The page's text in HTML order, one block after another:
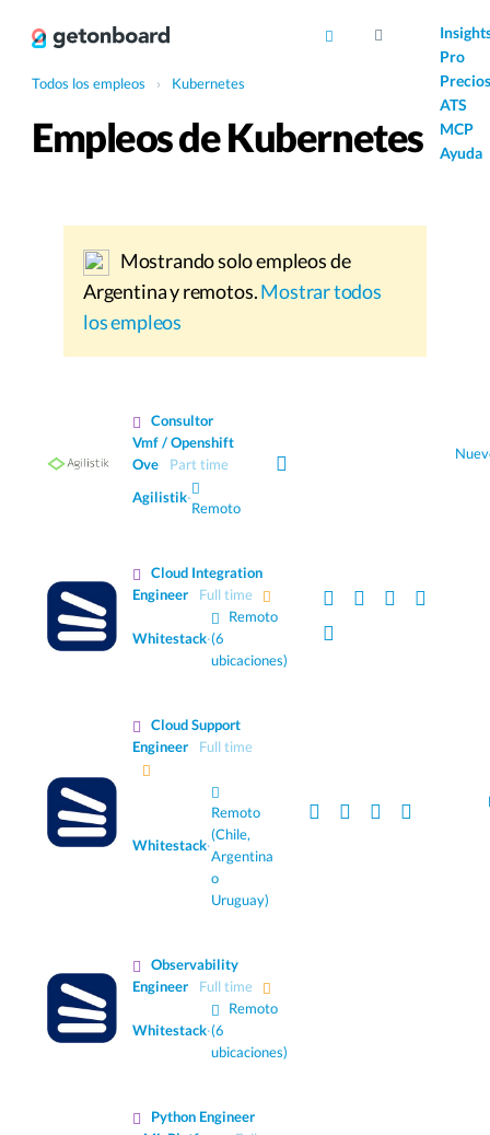
Pro
Precios
ATS
MCP
Ayuda
Todos los empleos › Kubernetes
Empleos de Kubernetes
Mostrando solo empleos de
Argentina y remotos.Mostrar todos
los empleos
Consultor
Vmf / Openshift
Ove
Part time
Agilistik·
Remoto
Cloud Integration
Engineer
Full time
Whitestack·
Remoto
(6
ubicaciones)
Cloud Support
Engineer
Full time
Whitestack·
Remoto
(Chile,
Argentina
o
Uruguay)
Observability
Engineer
Full time
Whitestack·
Remoto
(6
ubicaciones)
Python Engineer